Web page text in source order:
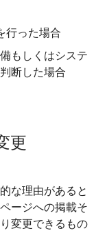
行った場合
もしくはシステ
断した場合
更
な理由があると
ージへの掲載そ
変更できるもの